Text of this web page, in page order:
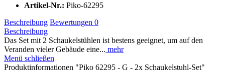
Artikel-Nr.: Piko-62295
Beschreibung Bewertungen 0
Beschreibung
Das Set mit 2 Schaukelstühlen ist bestens geeignet, um auf den
Veranden vieler Gebäude eine... mehr
Menü schließen
Produktinformationen "Piko 62295 - G - 2x Schaukelstuhl-Set"